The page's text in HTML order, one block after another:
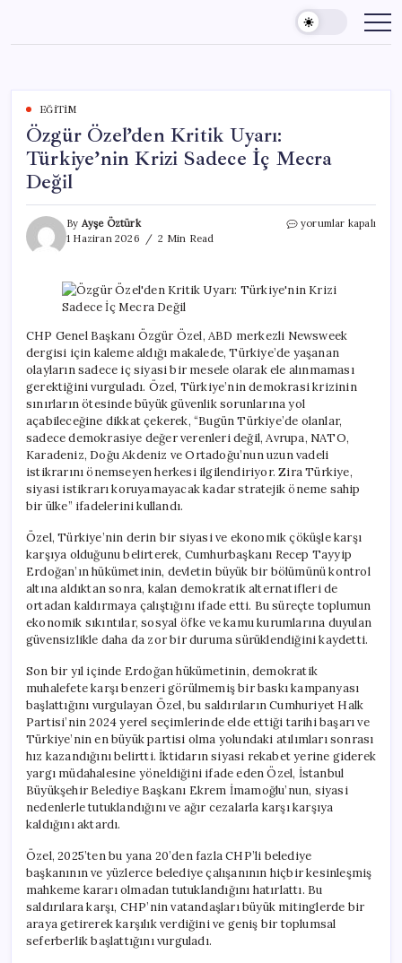
content
EĞITIM
Özgür Özel’den Kritik Uyarı:
Türkiye’nin Krizi Sadece İç Mecra
Değil
By Ayşe Öztürk
1 Haziran 2026
2 Min Read
Özgür
Türkiye’nin
Krizi
Mecra
Değil
için
yorumlar kapalı
CHP Genel Başkanı Özgür Özel, ABD merkezli Newsweek
dergisi için kaleme aldığı makalede, Türkiye’de yaşanan
olayların sadece iç siyasi bir mesele olarak ele alınmaması
gerektiğini vurguladı. Özel, Türkiye’nin demokrasi krizinin
sınırların ötesinde büyük güvenlik sorunlarına yol
açabileceğine dikkat çekerek, “Bugün Türkiye’de olanlar,
sadece demokrasiye değer verenleri değil, Avrupa, NATO,
Karadeniz, Doğu Akdeniz ve Ortadoğu’nun uzun vadeli
istikrarını önemseyen herkesi ilgilendiriyor. Zira Türkiye,
siyasi istikrarı koruyamayacak kadar stratejik öneme sahip
bir ülke” ifadelerini kullandı.
Özel, Türkiye’nin derin bir siyasi ve ekonomik çöküşle karşı
karşıya olduğunu belirterek, Cumhurbaşkanı Recep Tayyip
Erdoğan’ın hükümetinin, devletin büyük bir bölümünü kontrol
altına aldıktan sonra, kalan demokratik alternatifleri de
ortadan kaldırmaya çalıştığını ifade etti. Bu süreçte toplumun
ekonomik sıkıntılar, sosyal öfke ve kamu kurumlarına duyulan
güvensizlikle daha da zor bir duruma sürüklendiğini kaydetti.
Son bir yıl içinde Erdoğan hükümetinin, demokratik
muhalefete karşı benzeri görülmemiş bir baskı kampanyası
başlattığını vurgulayan Özel, bu saldırıların Cumhuriyet Halk
Partisi’nin 2024 yerel seçimlerinde elde ettiği tarihi başarı ve
Türkiye’nin en büyük partisi olma yolundaki atılımları sonrası
hız kazandığını belirtti. İktidarın siyasi rekabet yerine giderek
yargı müdahalesine yöneldiğini ifade eden Özel, İstanbul
Büyükşehir Belediye Başkanı Ekrem İmamoğlu’nun, siyasi
nedenlerle tutuklandığını ve ağır cezalarla karşı karşıya
kaldığını aktardı.
Özel, 2025’ten bu yana 20’den fazla CHP’li belediye
başkanının ve yüzlerce belediye çalışanının hiçbir kesinleşmiş
mahkeme kararı olmadan tutuklandığını hatırlattı. Bu
saldırılara karşı, CHP’nin vatandaşları büyük mitinglerde bir
araya getirerek karşılık verdiğini ve geniş bir toplumsal
seferberlik başlattığını vurguladı.